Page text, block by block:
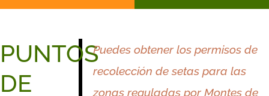
PUNTOS
DE
Puedes obtener los permisos de
recolección de setas para las
zonas reguladas por Montes de